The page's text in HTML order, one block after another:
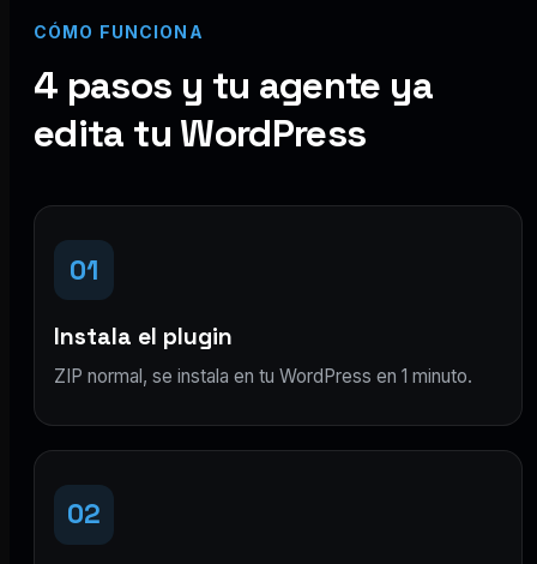
CÓMO FUNCIONA
4 pasos y tu agente ya
edita tu WordPress
01
Instala el plugin
ZIP normal, se instala en tu WordPress en 1 minuto.
02